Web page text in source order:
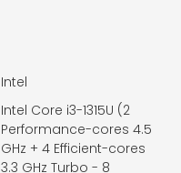
Intel
Intel Core i3-1315U (2
Performance-cores 4.5
GHz + 4 Efficient-cores
3.3 GHz Turbo - 8